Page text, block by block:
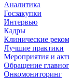
Аналитика
Госзакупки
Интервью
Кадры
Клинические
Лучшие практики
Мероприятия и
Обращение
Онкомониторинг